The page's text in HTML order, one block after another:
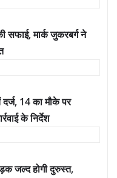
मार्क जुकरबर्ग ने
14 का मौके पर
के निर्देश
जल्द होगी दुरुस्त,